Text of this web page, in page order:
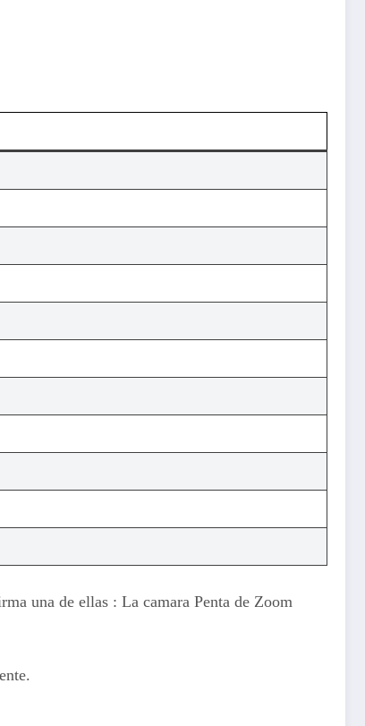
una de ellas : La camara Penta de Zoom